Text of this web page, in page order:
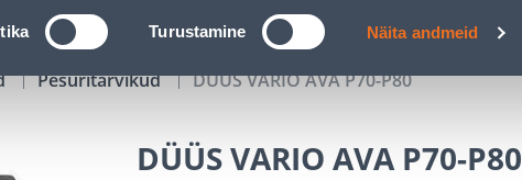
Turustamine Näita andmeid
TÖÖRIISTALAENUTUS JÄRELMAKS
Pesuritarvikud DÜÜS VARIO AVA P70-P80
DÜÜS VARIO AVA P70-P80